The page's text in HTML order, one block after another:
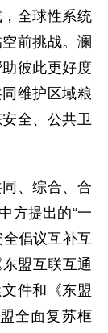
全球性系统
前挑战。澜
彼此更好度
维护区域粮
全、公共卫
、综合、合
方提出的“一
倡议互补互
盟互联互通
件和《东盟
全面复苏框